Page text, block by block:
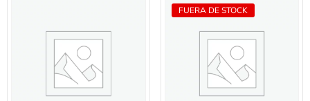
FUERA DE STOCK